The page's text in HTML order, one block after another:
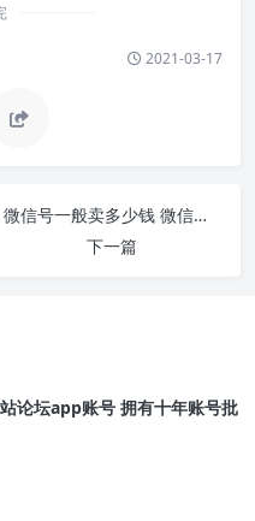
2021-03-17
微信号一般卖多少钱 微信号售卖经营如何让大量
下一篇
论坛app账号 拥有十年账号批